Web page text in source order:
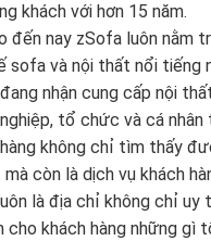
khách với hơn 15 năm.
đến nay zSofa luôn nằm
sofa và nội thất nổi tiếng
nhận cung cấp nội
tổ chức và cá
không chỉ tìm thấy
còn là dịch vụ khách
là địa chỉ không chỉ uy
cho khách hàng những gì